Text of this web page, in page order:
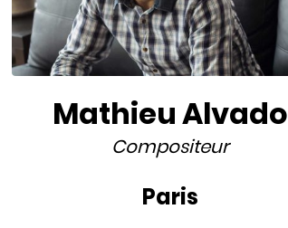
Mathieu Alvado
Compositeur
Paris